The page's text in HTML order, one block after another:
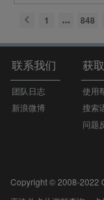
1 848
联系我们
团队日志
新浪微博
获
使用
搜索
问题
Copyright © 2008-2022